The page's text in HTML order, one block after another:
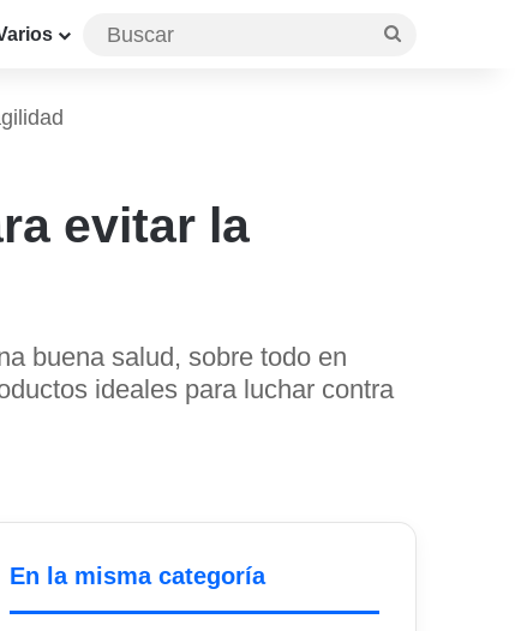
evitar la
buena salud, sobre todo en
ideales para luchar contra
En la misma categoría